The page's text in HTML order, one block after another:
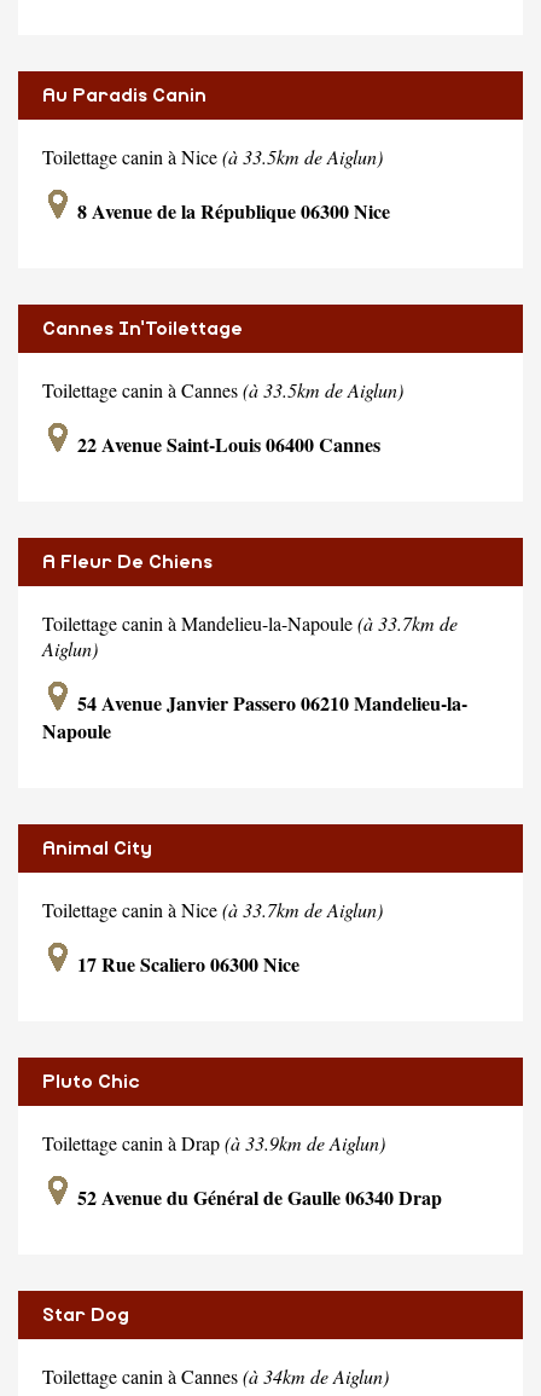
Au Paradis Canin
Toilettage canin à Nice(à 33.5km de Aiglun)
8 Avenue de la République 06300 Nice
Cannes In'Toilettage
Toilettage canin à Cannes(à 33.5km de Aiglun)
22 Avenue Saint-Louis 06400 Cannes
A Fleur De Chiens
Toilettage canin à Mandelieu-la-Napoule(à 33.7km de
Aiglun)
54 Avenue Janvier Passero 06210 Mandelieu-la-
Napoule
Animal City
Toilettage canin à Nice(à 33.7km de Aiglun)
17 Rue Scaliero 06300 Nice
Pluto Chic
Toilettage canin à Drap(à 33.9km de Aiglun)
52 Avenue du Général de Gaulle 06340 Drap
Star Dog
Toilettage canin à Cannes(à 34km de Aiglun)